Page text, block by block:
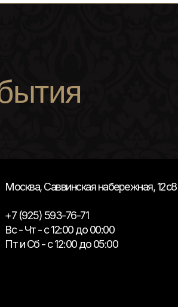
Москва, Саввинская набережная, 12с8
+7 (925) 593-76-71
Вс - Чт - с 12:00 до 00:00
Пт и Сб - с 12:00 до 05:00